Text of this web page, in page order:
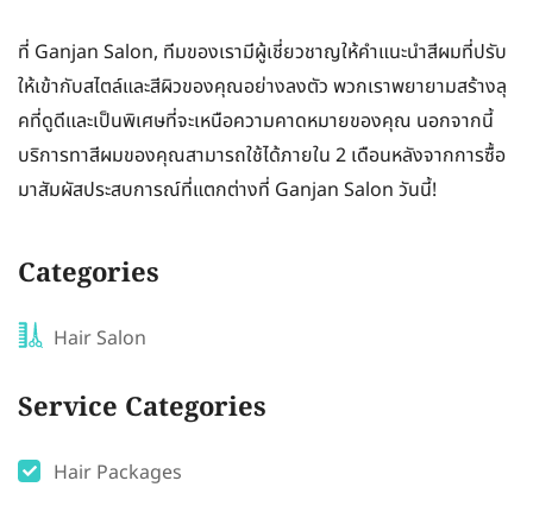
ที่ Ganjan Salon, ทีมของเรามีผู้เชี่ยวชาญให้คำแนะนำสีผมที่ปรับ
ให้เข้ากับสไตล์และสีผิวของคุณอย่างลงตัว พวกเราพยายามสร้างลุ
คที่ดูดีและเป็นพิเศษที่จะเหนือความคาดหมายของคุณ นอกจากนี้
บริการทาสีผมของคุณสามารถใช้ได้ภายใน 2 เดือนหลังจากการซื้อ
มาสัมผัสประสบการณ์ที่แตกต่างที่ Ganjan Salon วันนี้!
Categories
Hair Salon
Service Categories
Hair Packages